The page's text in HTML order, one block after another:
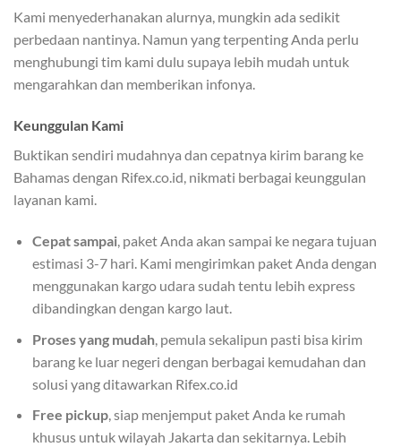
Kami menyederhanakan alurnya, mungkin ada sedikit
perbedaan nantinya. Namun yang terpenting Anda perlu
menghubungi tim kami dulu supaya lebih mudah untuk
mengarahkan dan memberikan infonya.
Keunggulan Kami
Buktikan sendiri mudahnya dan cepatnya kirim barang ke
Bahamas dengan Rifex.co.id, nikmati berbagai keunggulan
layanan kami.
Cepat sampai, paket Anda akan sampai ke negara tujuan
estimasi 3-7 hari. Kami mengirimkan paket Anda dengan
menggunakan kargo udara sudah tentu lebih express
dibandingkan dengan kargo laut.
Proses yang mudah, pemula sekalipun pasti bisa kirim
barang ke luar negeri dengan berbagai kemudahan dan
solusi yang ditawarkan Rifex.co.id
Free pickup, siap menjemput paket Anda ke rumah
khusus untuk wilayah Jakarta dan sekitarnya. Lebih